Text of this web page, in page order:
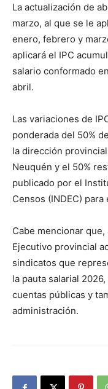
La actualización de
marzo, al que se le
enero, febrero y
aplicará el IPC
salario conformado
abril.
Las variaciones de
ponderada del 50%
la dirección
Neuquén y el 50%
publicado por el
Censos (INDEC)
Cabe mencionar
Ejecutivo provincial
sindicatos que
la pauta salarial
cuentas públicas y
administración.